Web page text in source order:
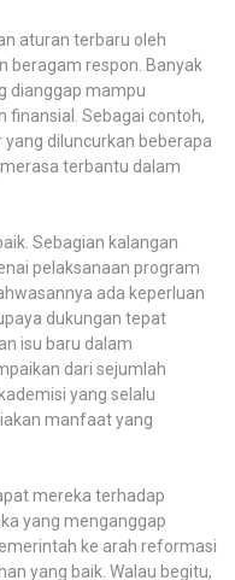
aturan terbaru oleh
beragam respon. Banyak
dianggap mampu
finansial. Sebagai contoh,
diluncurkan beberapa
terbantu dalam
Sebagian kalangan
pelaksanaan program
ada keperluan
dukungan tepat
isu baru dalam
dari sejumlah
yang selalu
manfaat yang
mereka terhadap
yang menganggap
ke arah reformasi
yang baik. Walau begitu,